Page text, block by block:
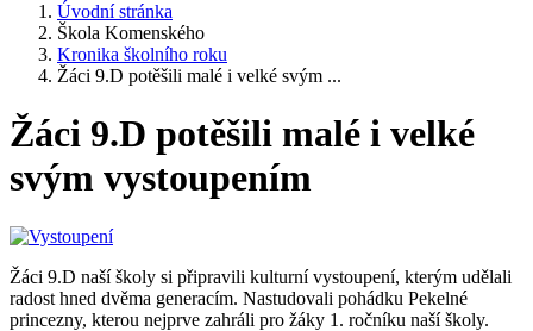
Úvodní stránka
Škola Komenského
Kronika školního roku
Žáci 9.D potěšili malé i velké svým ...
Žáci 9.D potěšili malé i velké
svým vystoupením
Žáci 9.D naší školy si připravili kulturní vystoupení, kterým udělali
radost hned dvěma generacím. Nastudovali pohádku Pekelné
princezny, kterou nejprve zahráli pro žáky 1. ročníku naší školy.